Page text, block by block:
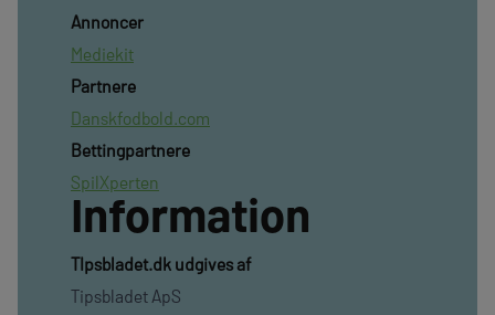
Annoncer
Mediekit
Partnere
Danskfodbold.com
Bettingpartnere
SpilXperten
Information
TIpsbladet.dk udgives af
Tipsbladet ApS